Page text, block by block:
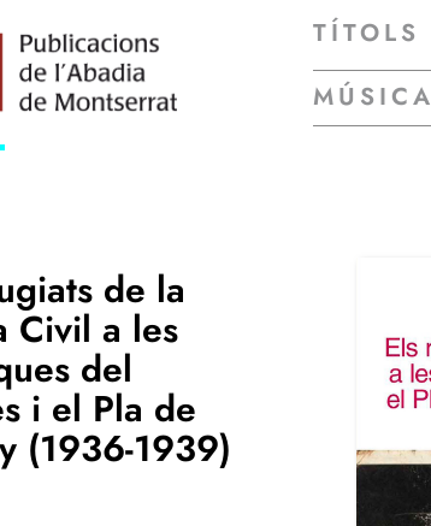
TÍTOLS
MÚSICA
de la
Civil a les
del
i el Pla de
(1936-1939)